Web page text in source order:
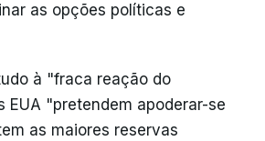
as opções políticas e
à "fraca reação do
EUA "pretendem apoderar-se
as maiores reservas